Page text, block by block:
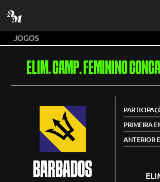
ELIM. CAMP. FEMININO
BARBADOS
PRIMEIRA
ANTERIOR